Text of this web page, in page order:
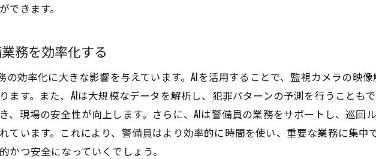
技術革新による長期的な効果測定
効果的な警備業務を実現するための最新技術の選び方
警備現場のニーズを把握する方法
技術選定における重要ポイント
できます。
務を効率化する
の効率化に大きな影響を与えています。AIを活用することで、監視カメラの映
ます。また、AIは大規模なデータを解析し、犯罪パターンの予測を行うことも
、現場の安全性が向上します。さらに、AIは警備員の業務をサポートし、巡回
ています。これにより、警備員はより効率的に時間を使い、重要な業務に集中
かつ安全になっていくでしょう。